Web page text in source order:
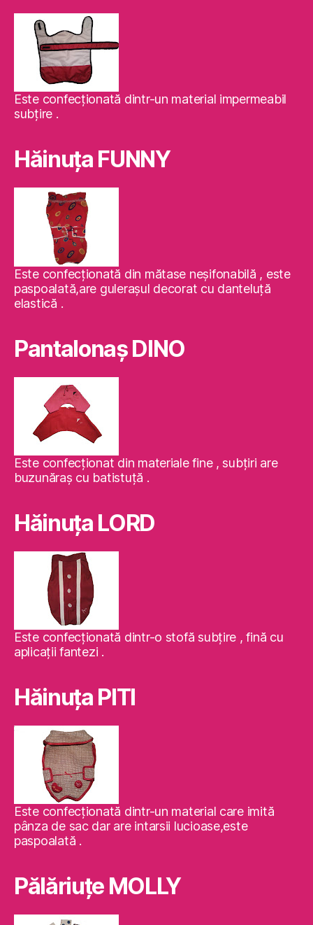
Este confecţionată dintr-un material impermeabil
subţire .
Hăinuţa FUNNY
Este confecţionată din mătase neşifonabilă , este
paspoalată,are guleraşul decorat cu danteluţă
elastică .
Pantalonaş DINO
Este confecţionat din materiale fine , subţiri are
buzunăraş cu batistuţă .
Hăinuţa LORD
Este confecţionată dintr-o stofă subţire , fină cu
aplicaţii fantezi .
Hăinuţa PITI
Este confecţionată dintr-un material care imită
pânza de sac dar are intarsii lucioase,este
paspoalată .
Pălăriuţe MOLLY